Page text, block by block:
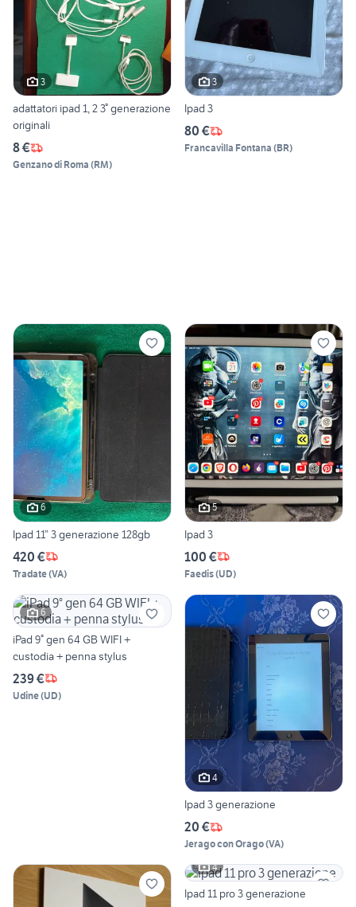
3
adattatori ipad 1, 2 3° generazione
originali
8 €
Genzano di Roma (RM)
3
Ipad 3
80 €
Francavilla Fontana (BR)
6
Ipad 11” 3 generazione 128gb
420 €
Tradate(VA)
5
Ipad 3
100 €
Faedis(UD)
6
iPad 9° gen 64 GB WIFI +
custodia + penna stylus
239 €
Udine(UD)
4
Ipad 3 generazione
20 €
Jerago con Orago(VA)
4
Ipad 11 pro 3 generazione